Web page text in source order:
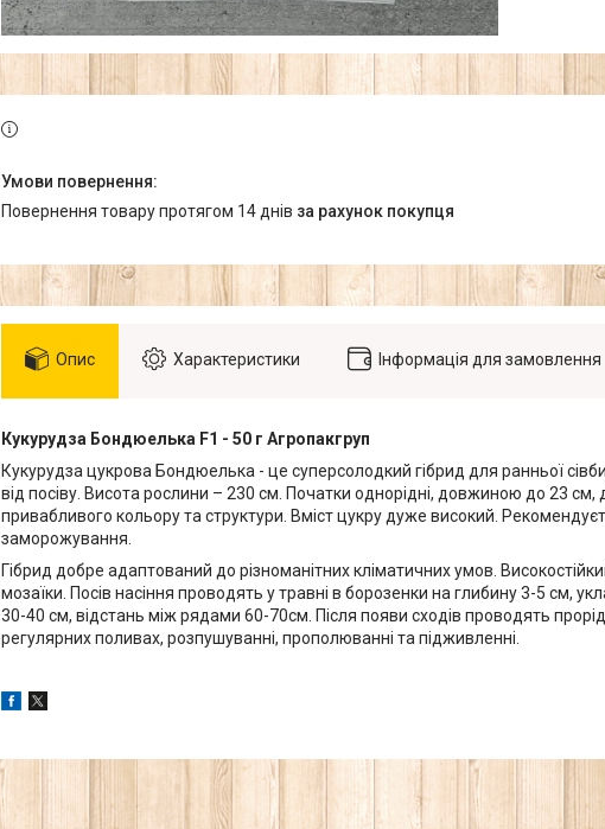
повернення товару протягом 14 днів за рахунок покупця
Опис Характеристики Інформація для замовлення
Кукурудза Бондюелька F1 - 50 г Агропакгруп
Кукурудза цукрова Бондюелька - це суперсолодкий гібрид для ранньої
від посіву. Висота рослини – 230 см. Початки однорідні, довжиною до 23 см,
привабливого кольору та структури. Вміст цукру дуже високий.
заморожування.
Гібрид добре адаптований до різноманітних кліматичних умов.
мозаїки. Посів насіння проводять у травні в борозенки на глибину 3-5 см,
30-40 см, відстань між рядами 60-70см. Після появи сходів проводять
регулярних поливах, розпушуванні, прополюванні та підживленні.